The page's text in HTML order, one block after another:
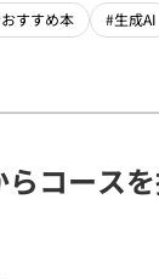
すすめ本 #生成AI
コース